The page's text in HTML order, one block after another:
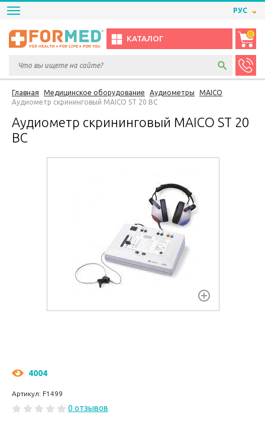
РУС
КАТАЛОГ
0
Главная Медицинское оборудование Аудиометры
MAICO
Аудиометр скрининговый MAICO ST 20 BC
Аудиометр скрининговый MAICO ST 20
BC
4004
Артикул: F1499
0 отзывов